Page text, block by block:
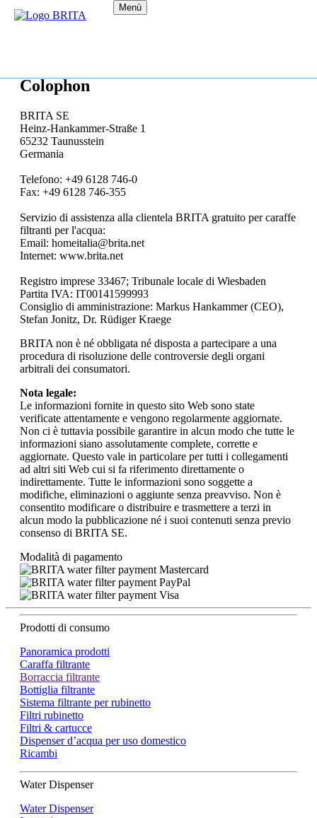
Menù
Colophon
BRITA SE
Heinz-Hankammer-Straße 1
65232 Taunusstein
Germania
Telefono: +49 6128 746-0
Fax: +49 6128 746-355
Servizio di assistenza alla clientela BRITA gratuito per caraffe
filtranti per l'acqua:
Email: homeitalia@brita.net
Internet: www.brita.net
Registro imprese 33467; Tribunale locale di Wiesbaden
Partita IVA: IT00141599993
Consiglio di amministrazione: Markus Hankammer (CEO),
Stefan Jonitz, Dr. Rüdiger Kraege
BRITA non è né obbligata né disposta a partecipare a una
procedura di risoluzione delle controversie degli organi
arbitrali dei consumatori.
Nota legale:
Le informazioni fornite in questo sito Web sono state
verificate attentamente e vengono regolarmente aggiornate.
Non ci è tuttavia possibile garantire in alcun modo che tutte le
informazioni siano assolutamente complete, corrette e
aggiornate. Questo vale in particolare per tutti i collegamenti
ad altri siti Web cui si fa riferimento direttamente o
indirettamente. Tutte le informazioni sono soggette a
modifiche, eliminazioni o aggiunte senza preavviso. Non è
consentito modificare o distribuire e trasmettere a terzi in
alcun modo la pubblicazione né i suoi contenuti senza previo
consenso di BRITA SE.
Modalità di pagamento
Prodotti di consumo
Panoramica prodotti
Caraffa filtrante
Borraccia filtrante
Bottiglia filtrante
Sistema filtrante per rubinetto
Filtri rubinetto
Filtri & cartucce
Dispenser d’acqua per uso domestico
Ricambi
Water Dispenser
Water Dispenser